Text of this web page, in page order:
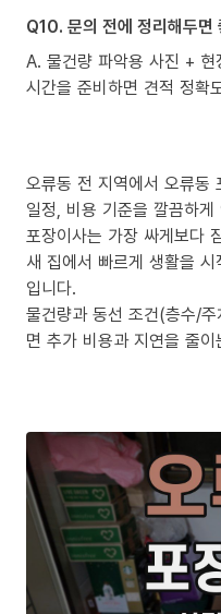
Q10. 문의 전에 정리해두면
A. 물건량 파악용 사진 +
시간을 준비하면 견적 정확
오류동 전 지역에서 오류동
일정, 비용 기준을 깔끔하
포장이사는 가장 싸게보다
새 집에서 빠르게 생활을
입니다.
물건량과 동선 조건(층수/
면 추가 비용과 지연을 줄